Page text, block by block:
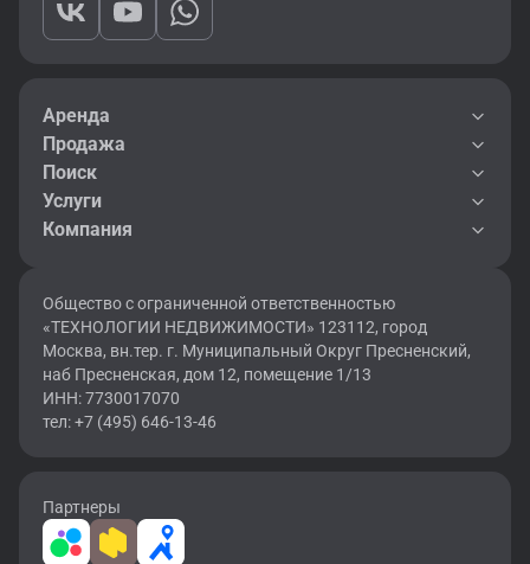
Аренда
Продажа
Поиск
Услуги
Компания
Общество с ограниченной ответственностью
«ТЕХНОЛОГИИ НЕДВИЖИМОСТИ» 123112, город
Москва, вн.тер. г. Муниципальный Округ Пресненский,
наб Пресненская, дом 12, помещение 1/13
ИНН: 7730017070
тел: +7 (495) 646-13-46
Партнеры